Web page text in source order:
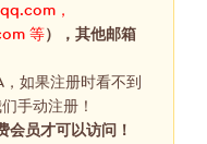
qq.com，
等），其他邮箱
如果注册时看不到
手动注册！
员才可以访问！